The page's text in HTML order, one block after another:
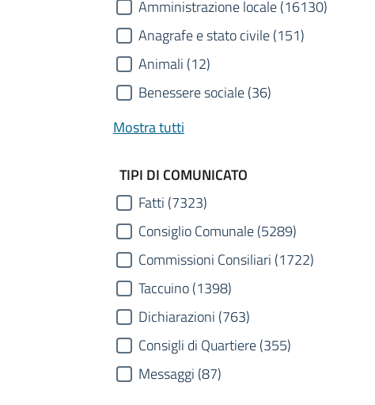
Amministrazione locale (16130)
Anagrafe e stato civile (151)
Animali (12)
Benessere sociale (36)
Mostra tutti
TIPI DI COMUNICATO
Fatti (7323)
Consiglio Comunale (5289)
Commissioni Consiliari (1722)
Taccuino (1398)
Dichiarazioni (763)
Consigli di Quartiere (355)
Messaggi (87)